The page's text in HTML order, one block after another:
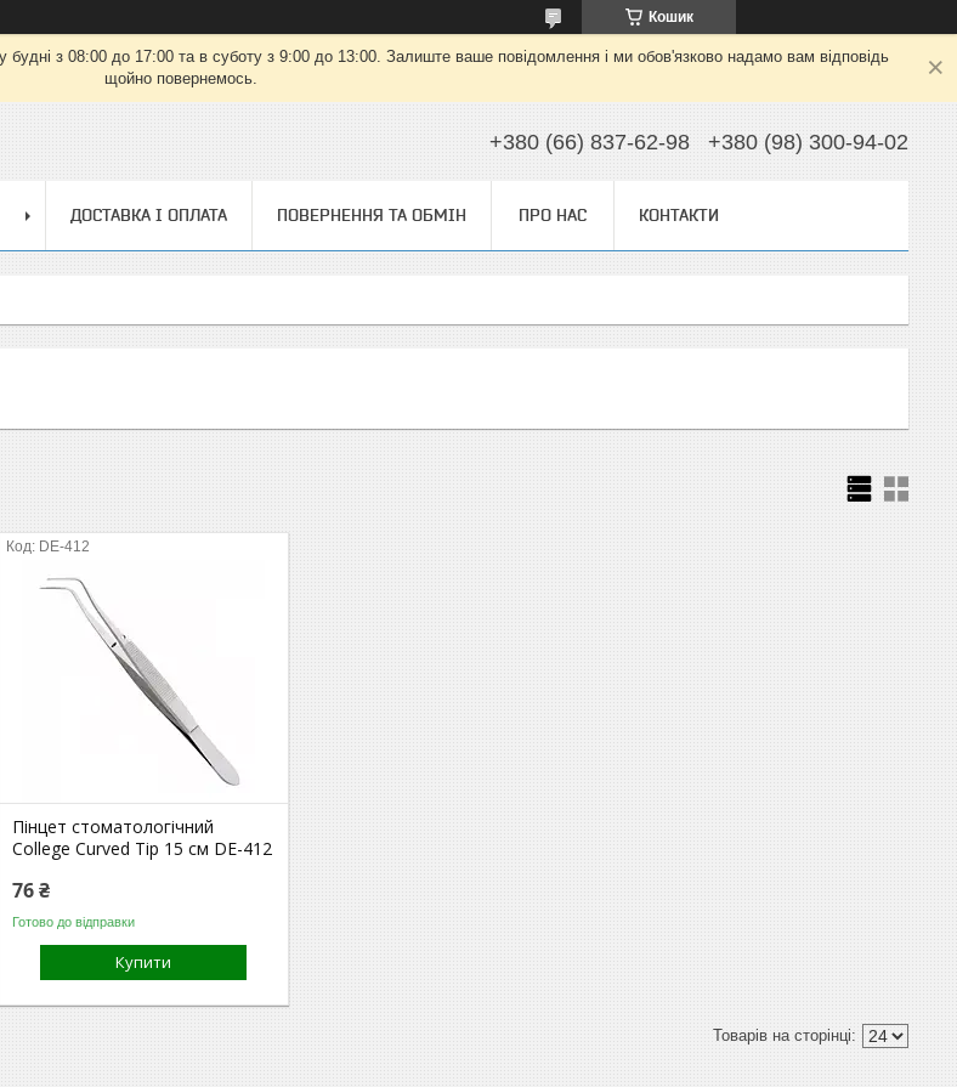
Кошик
з 08:00 до 17:00 та в суботу з 9:00 до 13:00. Залиште ваше повідомлення і ми обов'язково надамо вам відповідь
щойно повернемось.
+380 (66) 837-62-98 +380 (98) 300-94-02
ДОСТАВКА І ОПЛАТА ПОВЕРНЕННЯ ТА ОБМІН ПРО НАС КОНТАКТИ
DE-412
Пінцет стоматологічний
College Curved Tip 15 см DE-412
76 ₴
Готово до відправки
Купити